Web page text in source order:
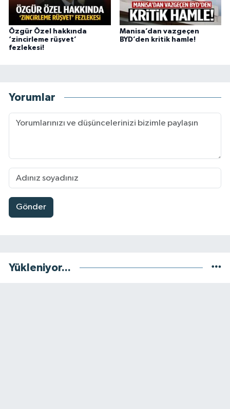
Özgür Özel hakkında
‘zincirleme rüşvet’
fezlekesi!
Manisa’dan vazgeçen
BYD’den kritik hamle!
Yorumlar
Gönder
Yükleniyor...